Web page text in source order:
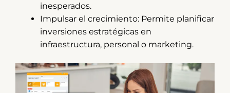
inesperados.
Impulsar el crecimiento: Permite planificar
inversiones estratégicas en
infraestructura, personal o marketing.